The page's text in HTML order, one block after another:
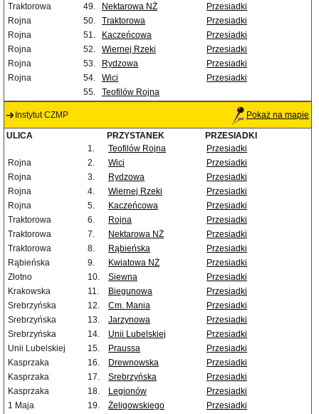
Traktorowa
49. Nektarowa NŻ
Przesiadki
Rojna
50. Traktorowa
Przesiadki
Rojna
51. Kaczeńcowa
Przesiadki
Rojna
52. Wiernej Rzeki
Przesiadki
Rojna
53. Rydzowa
Przesiadki
Rojna
54. Wici
Przesiadki
55.
Teofilów Rojna
Instytut CZMP Pokaż na mapie
ULICA PRZYSTANEK
PRZESIADKI
1.
Teofilów Rojna
Przesiadki
Rojna
2. Wici
Przesiadki
Rojna
3. Rydzowa
Przesiadki
Rojna
4. Wiernej Rzeki
Przesiadki
Rojna
5. Kaczeńcowa
Przesiadki
Traktorowa
6. Rojna
Przesiadki
Traktorowa
7. Nektarowa NŻ
Przesiadki
Traktorowa
8. Rąbieńska
Przesiadki
Rąbieńska
9. Kwiatowa NŻ
Przesiadki
Złotno
10. Siewna
Przesiadki
Krakowska
11. Biegunowa
Przesiadki
Srebrzyńska
12. Cm. Mania
Przesiadki
Srebrzyńska
13. Jarzynowa
Przesiadki
Srebrzyńska
14. Unii Lubelskiej
Przesiadki
Unii Lubelskiej
15. Praussa
Przesiadki
Kasprzaka
16. Drewnowska
Przesiadki
Kasprzaka
17. Srebrzyńska
Przesiadki
Kasprzaka
18. Legionów
Przesiadki
1 Maja
19. Żeligowskiego
Przesiadki